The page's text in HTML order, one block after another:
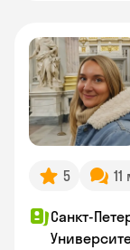
5
Санкт-